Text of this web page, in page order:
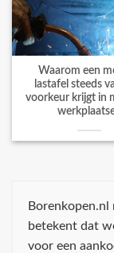
Waarom een
lastafel steeds
voorkeur krijgt in
betekent dat
voor een